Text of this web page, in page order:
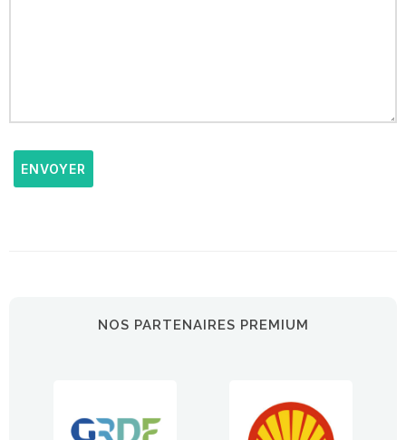
ENVOYER
NOS PARTENAIRES PREMIUM